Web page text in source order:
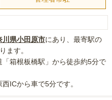
川県小田原市にあり 、最寄駅の
ます。
「箱根板橋駅」から徒歩約5分で
ICから車で5分です。